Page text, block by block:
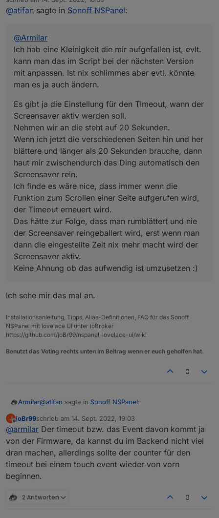
auch ändern.
Nehmen wir an die steht auf 20 Sekunden.
mir zwischendurch das Ding automatisch den
Screensaver rein.
Ich finde es wäre nice, dass immer wenn die Funktion
zum Scrollen einer Seite aufgerufen wird, der Timeout
erneuert wird.
Das hätte zur Folge, dass man rumblättert und nie der
eingestellte Zeit nix mehr macht wird der Screensaver
Keine Ahnung ob das aufwendig ist umzusetzen :)
zuletzt editiert von
@atifan sagte in Sonoff NSPanel:
@Armilar
Ich hab eine Kleinigkeit die mir aufgefallen ist, evlt.
kann man das im Script bei der nächsten Version
mit anpassen. Ist nix schlimmes aber evtl. könnte
man es ja auch ändern.
Es gibt ja die Einstellung für den TImeout, wann der
Screensaver aktiv werden soll.
Nehmen wir an die steht auf 20 Sekunden.
Wenn ich jetzt die verschiedenen Seiten hin und her
blättere und länger als 20 Sekunden brauche, dann
haut mir zwischendurch das Ding automatisch den
Screensaver rein.
Ich finde es wäre nice, dass immer wenn die
Funktion zum Scrollen einer Seite aufgerufen wird,
der Timeout erneuert wird.
Das hätte zur Folge, dass man rumblättert und nie
der Screensaver reingeballert wird, erst wenn man
dann die eingestellte Zeit nix mehr macht wird der
Screensaver aktiv.
Keine Ahnung ob das aufwendig ist umzusetzen :)
Ich sehe mir das mal an.
Installationsanleitung, Tipps, Alias-Definitionen, FAQ für das Sonoff
NSPanel mit lovelace UI unter ioBroker
https://github.com/joBr99/nspanel-lovelace-ui/wiki
Benutzt das Voting rechts unten im Beitrag wenn er euch geholfen hat.
0
Armilar@atifan sagte in Sonoff NSPanel:
@Armilar
Ich hab eine Kleinigkeit die mir aufgefallen ist,
evlt. kann man das im Script bei der nächsten
Version mit anpassen. Ist nix schlimmes aber evtl.
könnte man es ja auch ändern.
Nehmen wir an die steht auf 20 Sekunden.
Ich sehe mir das mal an.
J
Offline
joBr99schrieb am 14. Sept. 2022, 19:03
zuletzt editiert von
@armilar Der timeout bzw. das Event davon kommt ja
von der Firmware, da kannst du im Backend nicht viel
dran machen, allerdings sollte der counter für den
timeout bei einem touch event wieder von vorn
beginnen.
2 Antworten 0